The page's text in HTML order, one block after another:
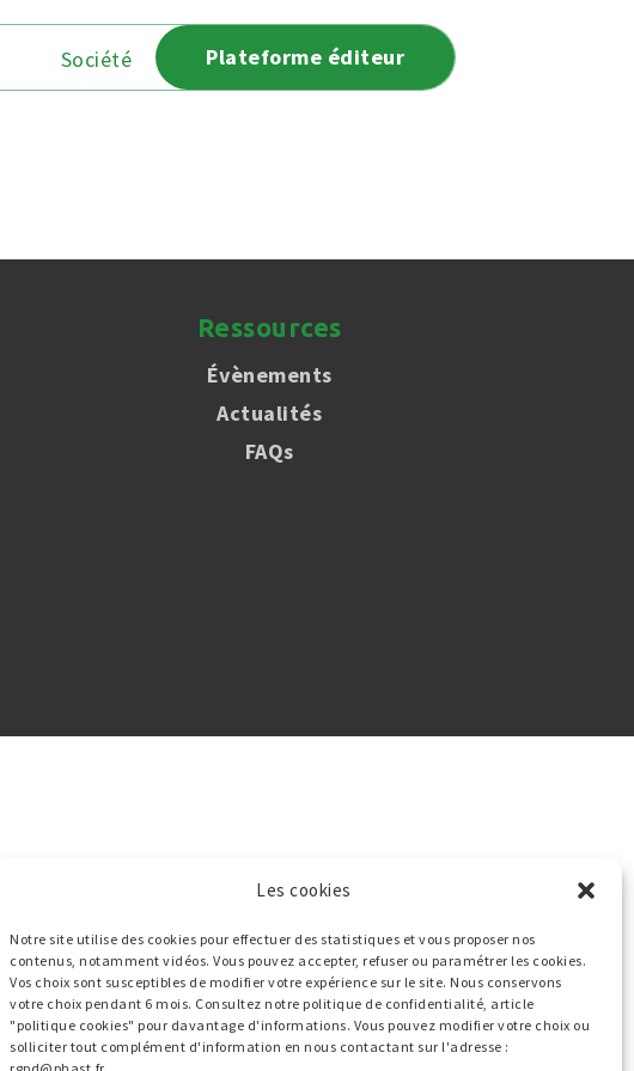
Les cookies
Notre site utilise des cookies pour effectuer des statistiques et vous proposer nos
contenus, notamment vidéos. Vous pouvez accepter, refuser ou paramétrer les cookies.
Vos choix sont susceptibles de modifier votre expérience sur le site. Nous conservons
votre choix pendant 6 mois. Consultez notre politique de confidentialité, article
"politique cookies" pour davantage d'informations. Vous pouvez modifier votre choix ou
solliciter tout complément d'information en nous contactant sur l'adresse :
Société Plateforme éditeur
Ressources
Évènements
Actualités
FAQs